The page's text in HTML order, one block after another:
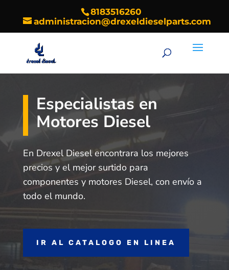
8183516260
administracion@drexeldieselparts.com
Especialistas en
Motores Diesel
En Drexel Diesel encontrara los mejores
precios y el mejor surtido para
componentes y motores Diesel, con envío a
todo el mundo.
IR AL CATALOGO EN LINEA